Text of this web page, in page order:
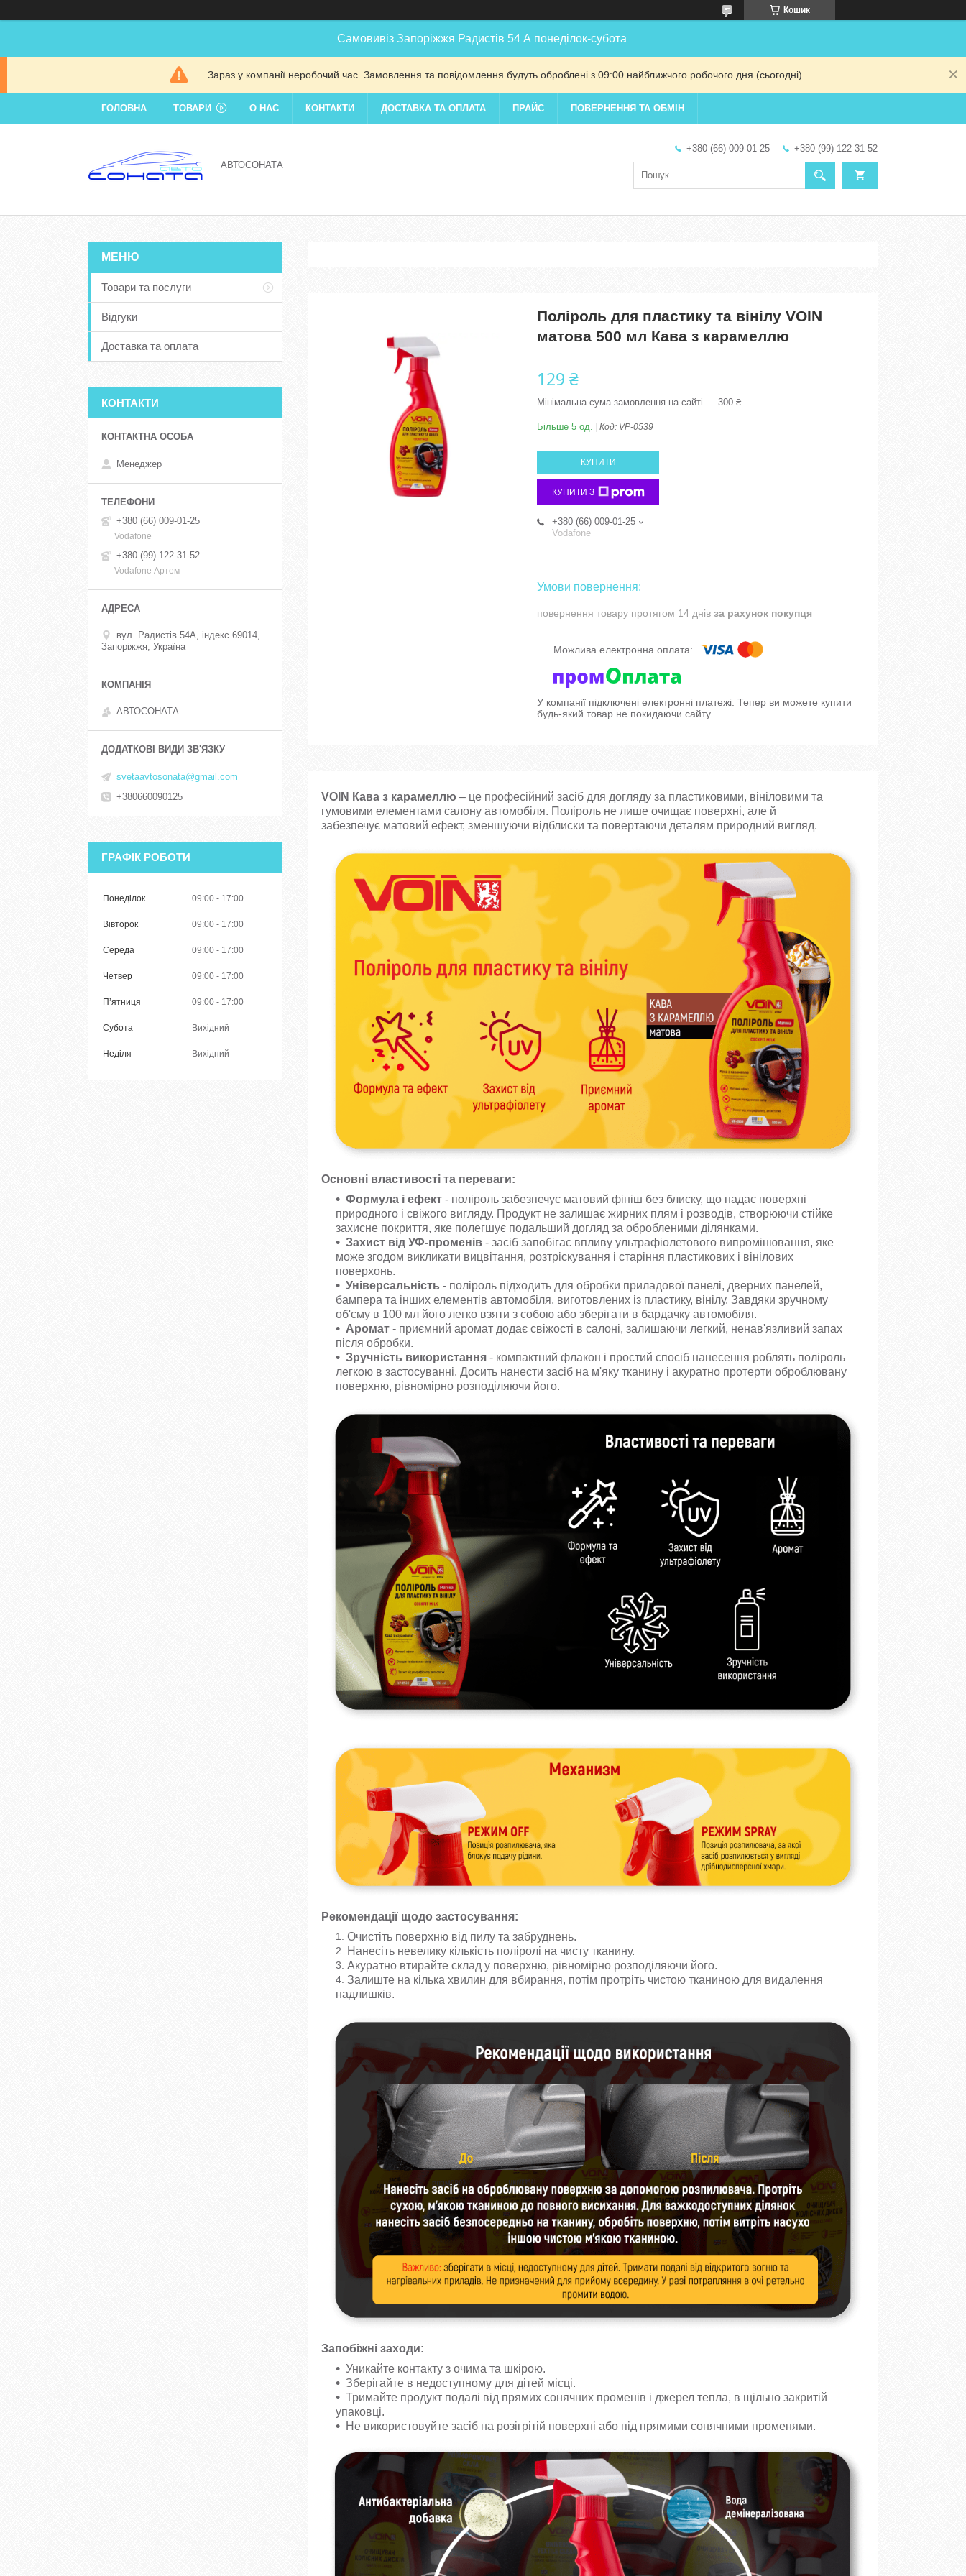
Кошик
Самовивіз Запоріжжя Радистів 54 А понеділок-субота
Зараз у компанії неробочий час. Замовлення та повідомлення будуть оброблені з 09:00 найближчого робочого дня (сьогодні).
ГОЛОВНА ТОВАРИ О НАС КОНТАКТИ ДОСТАВКА ТА ОПЛАТА ПРАЙС ПОВЕРНЕННЯ ТА ОБМІН
АВТОСОНАТА
+380 (66) 009-01-25 +380 (99) 122-31-52
Поліроль для пластику та вінілу VOIN
матова 500 мл Кава з карамеллю
129 ₴
Мінімальна сума замовлення на сайті — 300 ₴
Більше 5 од. Код: VP-0539
КУПИТИ
КУПИТИ З
+380 (66) 009-01-25
Vodafone
повернення товару протягом 14 днів за рахунок покупця
У компанії підключені електронні платежі. Тепер ви можете купити
будь-який товар не покидаючи сайту.
VOIN Кава з карамеллю – це професійний засіб для догляду за пластиковими, вініловими та
гумовими елементами салону автомобіля. Поліроль не лише очищає поверхні, але й
забезпечує матовий ефект, зменшуючи відблиски та повертаючи деталям природний вигляд.
Основні властивості та переваги:
Формула і ефект - поліроль забезпечує матовий фініш без блиску, що надає поверхні
природного і свіжого вигляду. Продукт не залишає жирних плям і розводів, створюючи стійке
захисне покриття, яке полегшує подальший догляд за обробленими ділянками.
Захист від УФ-променів - засіб запобігає впливу ультрафіолетового випромінювання, яке
може згодом викликати вицвітання, розтріскування і старіння пластикових і вінілових
поверхонь.
Універсальність - поліроль підходить для обробки приладової панелі, дверних панелей,
бампера та інших елементів автомобіля, виготовлених із пластику, вінілу. Завдяки зручному
об'єму в 100 мл його легко взяти з собою або зберігати в бардачку автомобіля.
Аромат - приємний аромат додає свіжості в салоні, залишаючи легкий, ненав'язливий запах
після обробки.
Зручність використання - компактний флакон і простий спосіб нанесення роблять поліроль
легкою в застосуванні. Досить нанести засіб на м'яку тканину і акуратно протерти оброблювану
поверхню, рівномірно розподіляючи його.
Рекомендації щодо застосування:
Очистіть поверхню від пилу та забруднень.
Нанесіть невелику кількість поліролі на чисту тканину.
Акуратно втирайте склад у поверхню, рівномірно розподіляючи його.
Залиште на кілька хвилин для вбирання, потім протріть чистою тканиною для видалення
надлишків.
Запобіжні заходи:
Уникайте контакту з очима та шкірою.
Зберігайте в недоступному для дітей місці.
Тримайте продукт подалі від прямих сонячних променів і джерел тепла, в щільно закритій
упаковці.
Не використовуйте засіб на розігрітій поверхні або під прямими сонячними променями.
Товари та послуги
Відгуки
Доставка та оплата
КОНТАКТИ
Менеджер
+380 (66) 009-01-25
Vodafone
+380 (99) 122-31-52
Vodafone Артем
вул. Радистів 54А, індекс 69014,
Запоріжжя, Україна
АВТОСОНАТА
svetaavtosonata@gmail.com
+380660090125
ГРАФІК РОБОТИ
Понеділок 09:00 17:00
Вівторок 09:00 17:00
Середа 09:00 17:00
Четвер 09:00 17:00
Пʼятниця 09:00 17:00
Субота Вихідний
Неділя Вихідний